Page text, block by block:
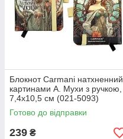
Блокнот Carmani натхненний
картинами А. Мухи з ручкою,
7,4х10,5 см (021-5093)
Готово до відправки
239 ₴